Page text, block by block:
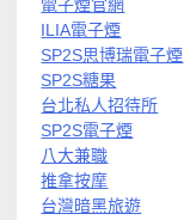
電子煙官網
ILIA電子煙
SP2S思博瑞電子煙
SP2S糖果
台北私人招待所
SP2S電子煙
八大兼職
推拿按摩
台灣暗黑旅遊